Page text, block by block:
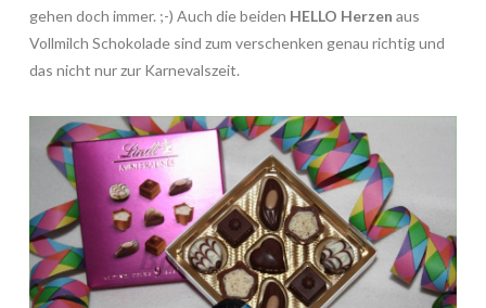
gehen doch immer. ;-) Auch die beiden HELLO Herzen aus
Vollmilch Schokolade sind zum verschenken genau richtig und
das nicht nur zur Karnevalszeit.